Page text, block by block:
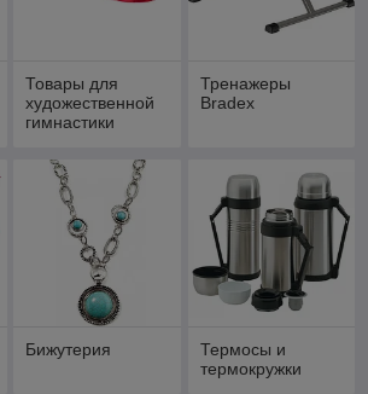
Товары для
художественной
гимнастики
Тренажеры
Bradex
Бижутерия
Термосы и
термокружки